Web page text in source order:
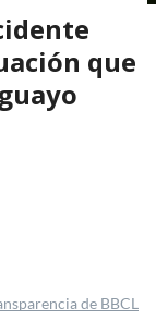
que
de BBCL